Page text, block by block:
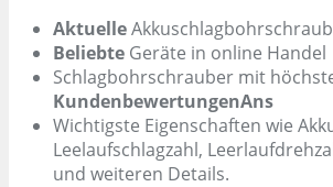
Aktuelle
Beliebte Geräte in online Handel
Schlagbohrschrauber mit
KundenbewertungenAns
Wichtigste Eigenschaften wie
Leelaufschlagzahl,
und weiteren Details.